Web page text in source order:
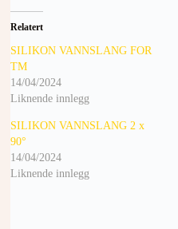
Relatert
SILIKON VANNSLANG FOR
TM
14/04/2024
Liknende innlegg
SILIKON VANNSLANG 2 x
90°
14/04/2024
Liknende innlegg